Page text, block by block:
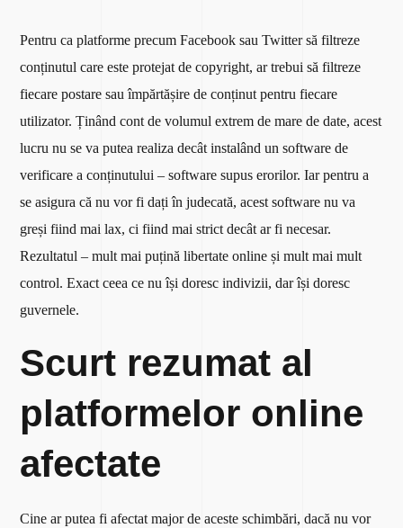
Pentru ca platforme precum Facebook sau Twitter să filtreze
conținutul care este protejat de copyright, ar trebui să filtreze
fiecare postare sau împărtășire de conținut pentru fiecare
utilizator. Ținând cont de volumul extrem de mare de date, acest
lucru nu se va putea realiza decât instalând un software de
verificare a conținutului – software supus erorilor. Iar pentru a
se asigura că nu vor fi dați în judecată, acest software nu va
greși fiind mai lax, ci fiind mai strict decât ar fi necesar.
Rezultatul – mult mai puțină libertate online și mult mai mult
control. Exact ceea ce nu își doresc indivizii, dar își doresc
guvernele.
Scurt rezumat al
platformelor online
afectate
Cine ar putea fi afectat major de aceste schimbări, dacă nu vor